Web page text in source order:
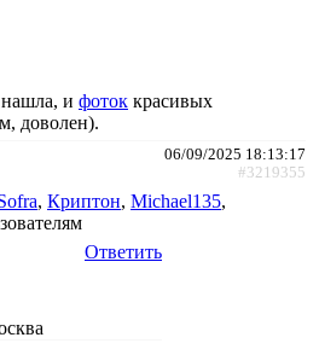
и фоток красивых
доволен).
06/09/2025 18:13:17
#3219355
, Криптон, Michael135,
Ответить